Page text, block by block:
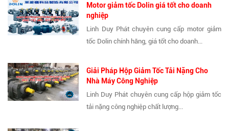
Motor giảm tốc Dolin giá tốt cho doanh
nghiệp
Linh Duy Phát chuyên cung cấp motor giảm
tốc Dolin chính hãng, giá tốt cho doanh...
Giải Pháp Hộp Giảm Tốc Tải Nặng Cho
Nhà Máy Công Nghiệp
Linh Duy Phát chuyên cung cấp hộp giảm tốc
tải nặng công nghiệp chất lượng...